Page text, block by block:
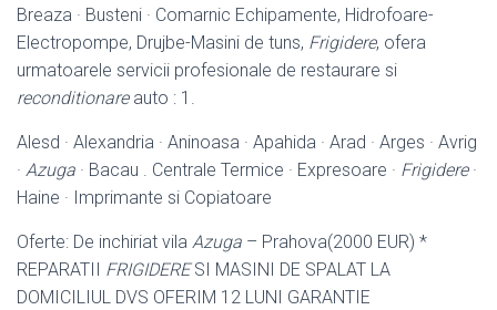
Breaza · Busteni · Comarnic Echipamente, Hidrofoare-
Electropompe, Drujbe-Masini de tuns, Frigidere, ofera
urmatoarele servicii profesionale de restaurare si
reconditionareauto : 1.
Alesd · Alexandria · Aninoasa · Apahida · Arad · Arges · Avrig
· Azuga · Bacau . Centrale Termice · Expresoare · Frigidere·
Haine · Imprimante si Copiatoare
Oferte: De inchiriat vila Azuga – Prahova(2000 EUR) *
REPARATII FRIGIDERESI MASINI DE SPALAT LA
DOMICILIUL DVS OFERIM 12 LUNI GARANTIE